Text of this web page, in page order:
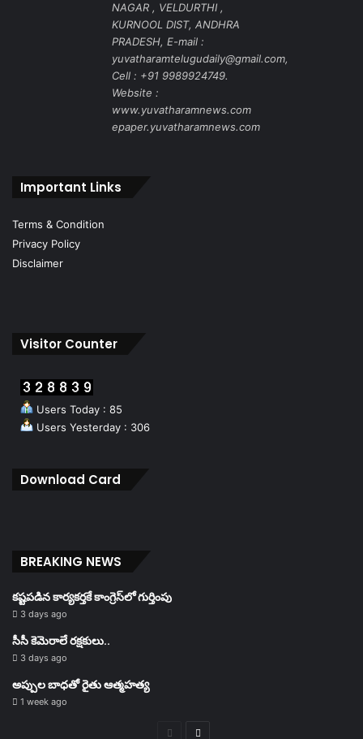
NAGAR , VELDURTHI ,
KURNOOL DIST, ANDHRA
PRADESH, E-mail :
yuvatharamtelugudaily@gmail.com,
Cell : +91 9989924749.
Website :
www.yuvatharamnews.com
epaper.yuvatharamnews.com
Important Links
Terms & Condition
Privacy Policy
Disclaimer
Visitor Counter
Users Today : 85
Users Yesterday : 306
Download Card
BREAKING NEWS
కష్టపడిన కార్యకర్తకే కాంగ్రెస్‌లో గుర్తింపు
3 days ago
సీసీ కెమెరాలే రక్షకులు..
3 days ago
అప్పుల బాధతో రైతు ఆత్మహత్య
1 week ago
PreviousNext